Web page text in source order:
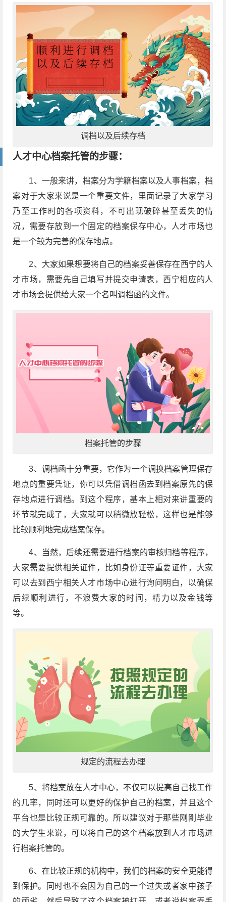
调档以及后续存档
人才中心档案托管的步骤：
1、一般来讲，档案分为学籍档案以及人事档案，档
案对于大家来说是一个重要文件，里面记录了大家学习
乃至工作时的各项资料，不可出现破碎甚至丢失的情
况，需要存放到一个固定的档案保存中心，人才市场也
是一个较为完善的保存地点。
2、大家如果想要将自己的档案妥善保存在西宁的人
才市场，需要先自己填写并提交申请表，西宁相应的人
才市场会提供给大家一个名叫调档函的文件。
档案托管的步骤
3、调档函十分重要，它作为一个调换档案管理保存
地点的重要凭证，你可以凭借调档函去到档案原先的保
存地点进行调档。到这个程序，基本上相对来讲重要的
环节就完成了，大家就可以稍微放轻松，这样也是能够
比较顺利地完成档案保存。
4、当然，后续还需要进行档案的审核归档等程序，
大家需要提供相关证件，比如身份证等重要证件，大家
可以去到西宁相关人才市场中心进行询问明白，以确保
后续顺利进行，不浪费大家的时间，精力以及金钱等
等。
规定的流程去办理
5、将档案放在人才中心，不仅可以提高自己找工作
的几率，同时还可以更好的保护自己的档案，并且这个
平台也是比较正规可靠的。所以建议对于那些刚刚毕业
的大学生来说，可以将自己的这个档案放到人才市场进
行档案托管的。
6、在比较正规的机构中，我们的档案的安全更能得
到保护。同时也不会因为自己的一个过失或者家中孩子